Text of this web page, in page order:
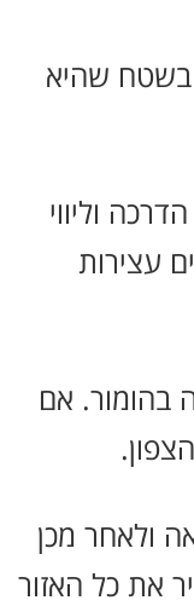
בשטח שהיא
וליווי
עצירות
בהומור. אם
ולאחר מכן
את כל האזור